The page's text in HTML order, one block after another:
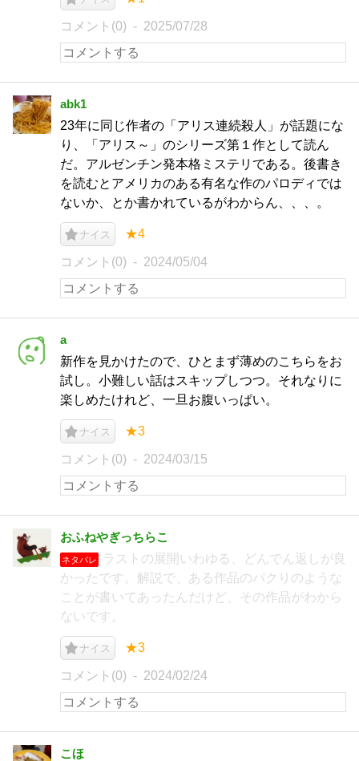
コメント(0) 2025/07/28
abk1
23年に同じ作者の「アリス連続殺人」が話題にな
り、「アリス～」のシリーズ第１作として読ん
だ。アルゼンチン発本格ミステリである。後書き
を読むとアメリカのある有名な作のパロディでは
ないか、とか書かれているがわからん、、、。
ナイス ★4
コメント(0) 2024/05/04
a
新作を見かけたので、ひとまず薄めのこちらをお
試し。小難しい話はスキップしつつ。それなりに
楽しめたけれど、一旦お腹いっぱい。
ナイス ★3
コメント(0) 2024/03/15
おふねやぎっちらこ
ネタバレ
ラストの展開いわゆる、どんでん返しが良
かったです。解説で、ある作品のパクりのような
ことが書いてあったんだけど、その作品がわから
ないです。
ナイス ★3
コメント(0) 2024/02/24
こほ